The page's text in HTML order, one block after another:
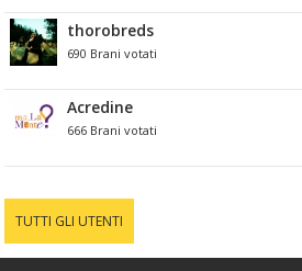
thorobreds
690 Brani votati
Acredine
666 Brani votati
TUTTI GLI UTENTI